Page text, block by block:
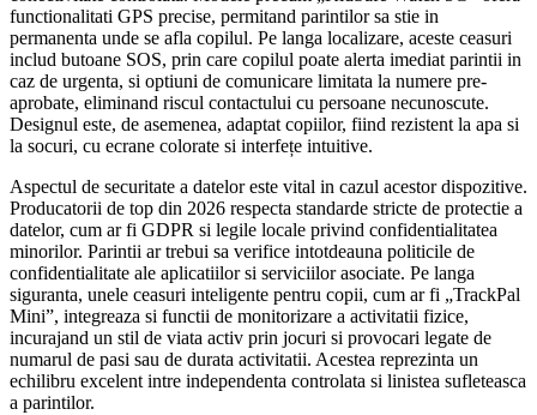
functionalitati GPS precise, permitand parintilor sa stie in
permanenta unde se afla copilul. Pe langa localizare, aceste ceasuri
includ butoane SOS, prin care copilul poate alerta imediat parintii in
caz de urgenta, si optiuni de comunicare limitata la numere pre-
aprobate, eliminand riscul contactului cu persoane necunoscute.
Designul este, de asemenea, adaptat copiilor, fiind rezistent la apa si
la socuri, cu ecrane colorate si interfețe intuitive.
Aspectul de securitate a datelor este vital in cazul acestor dispozitive.
Producatorii de top din 2026 respecta standarde stricte de protectie a
datelor, cum ar fi GDPR si legile locale privind confidentialitatea
minorilor. Parintii ar trebui sa verifice intotdeauna politicile de
confidentialitate ale aplicatiilor si serviciilor asociate. Pe langa
siguranta, unele ceasuri inteligente pentru copii, cum ar fi „TrackPal
Mini”, integreaza si functii de monitorizare a activitatii fizice,
incurajand un stil de viata activ prin jocuri si provocari legate de
numarul de pasi sau de durata activitatii. Acestea reprezinta un
echilibru excelent intre independenta controlata si linistea sufleteasca
a parintilor.